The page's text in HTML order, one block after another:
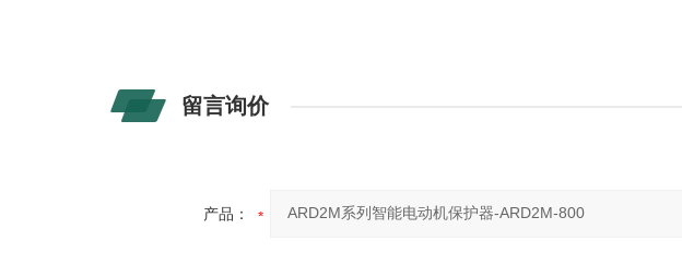
留言询价
产品：